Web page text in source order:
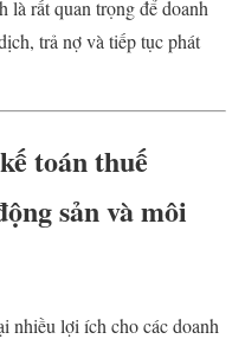
là rất quan trọng để doanh
trả nợ và tiếp tục phát
toán thuế
sản và môi
nhiều lợi ích cho các doanh